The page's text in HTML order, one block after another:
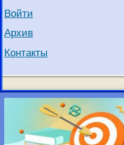
Войти
Архив
Контакты